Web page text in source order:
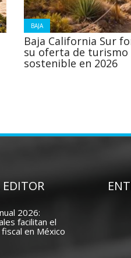
BAJA
Baja California Sur
su oferta de turismo
sostenible en 2026
EDITOR
2026:
facilitan el
en México